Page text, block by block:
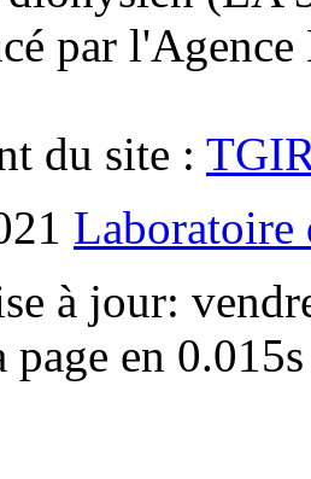
par l'Agence
du site :
Laboratoire
à jour:
page en 0.015s